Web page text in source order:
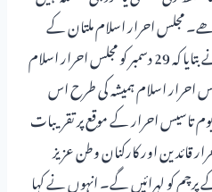
ھے۔ مجلس احرار اسلام ملتان کے
سیکرٹری اطلاعات فرحان حقانی نے بتایا کہ 29 دسمبر کو مجلس احرار اسلام
احرار اسلام ہمیشہ کی طرح اس
میں یوم تاسیس احرار کے موقع پر تقریبات
قائدین اور کارکنان وطن عزیز
پرچم کو لہرائیں گے۔ انہوں نے کہا